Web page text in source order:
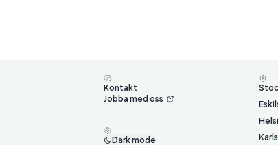
Kontakt
Jobba med oss
Dark mode